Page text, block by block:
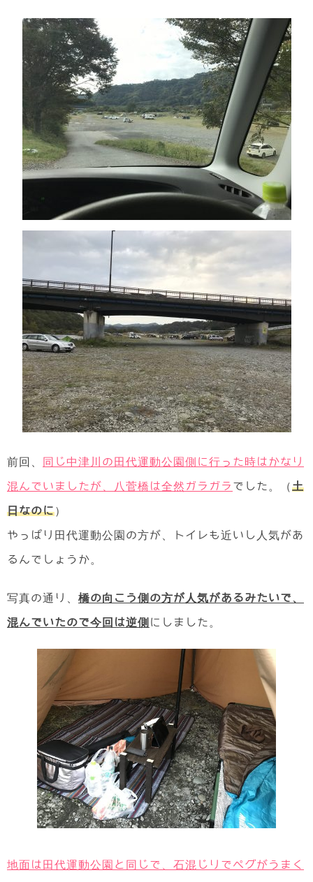
前回、 同じ中津川の田代運動公園側に行った時はかなり
混んでいましたが、八菅橋は全然ガラガラ でした。（土
日なのに）
やっぱり田代運動公園の方が、トイレも近いし人気があ
るんでしょうか。
写真の通り、 橋の向こう側の方が人気があるみたいで、
混んでいたので今回は逆側 にしました。
地面は田代運動公園と同じで、石混じりでペグがうまく